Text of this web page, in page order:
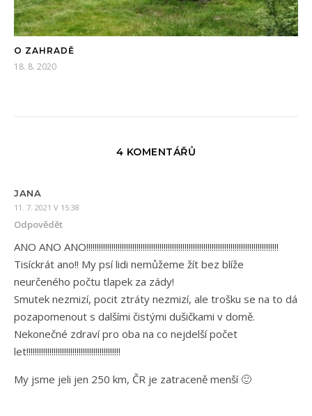
O ZAHRADĚ
18. 8. 2020
4 KOMENTÁŘŮ
JANA
11. 7. 2021 V 15:38
Odpovědět
ANO ANO ANO!!!!!!!!!!!!!!!!!!!!!!!!!!!!!!!!!!!!!!!!!!!!!!!!!!!!!!!!!!!!!!!!!!!!!!!!!!!!!!!!!!!!!!!!!!!!
Tisíckrát ano!! My psí lidi nemůžeme žít bez blíže
neurčeného počtu tlapek za zády!
Smutek nezmizí, pocit ztráty nezmizí, ale trošku se na to dá
pozapomenout s dalšími čistými dušičkami v domě.
Nekonečné zdraví pro oba na co nejdelší počet
let!!!!!!!!!!!!!!!!!!!!!!!!!!!!!!!!!!!!!!!!!!!!!
My jsme jeli jen 250 km, ČR je zatraceně menší 🙂